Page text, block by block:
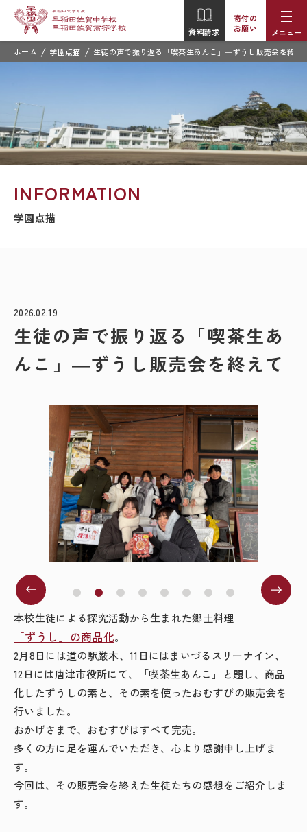
資料請求
寄付の
お願い
メニュー
ホーム / 学園点描 / 生徒の声で振り返る「喫茶生あんこ」―ずうし販売会を終え
INFORMATION
学園点描
2026.02.19
生徒の声で振り返る「喫茶生あ
んこ」―ずうし販売会を終えて
本校生徒による探究活動から生まれた郷土料理
「ずうし」の商品化。
2月8日には道の駅厳木、 11 日にはまいづるスリーナイン、
12 日には唐津市役所にて、「喫茶生あんこ」と題し、商品
化したずうしの素と、その素を使ったおむすびの販売会を
行いました。
おかげさまで、おむすびはすべて完売。
多くの方に足を運んでいただき、心より感謝申し上げま
す。
今回は、その販売会を終えた生徒たちの感想をご紹介しま
す。